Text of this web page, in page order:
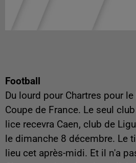
Football
Du lourd pour Chartres pour
Coupe de France. Le seul
lice recevra Caen, club de
le dimanche 8 décembre. Le
lieu cet après-midi. Et il n'a